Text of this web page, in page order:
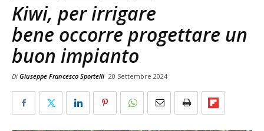
Kiwi, per irrigare
bene occorre progettare un
buon impianto
Di Giuseppe Francesco Sportelli 20 Settembre 2024